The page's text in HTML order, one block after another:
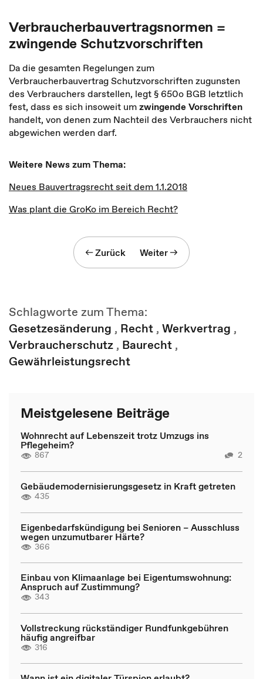
Verbraucherbauvertragsnormen =
zwingende Schutzvorschriften
Da die gesamten Regelungen zum
Verbraucherbauvertrag Schutzvorschriften zugunsten
des Verbrauchers darstellen, legt § 650o BGB letztlich
fest, dass es sich insoweit umzwingende Vorschriften
handelt, von denen zum Nachteil des Verbrauchers nicht
abgewichen werden darf.
Weitere News zum Thema:
Neues Bauvertragsrecht seit dem 1.1.2018
Was plant die GroKo im Bereich Recht?
Zurück Weiter
Schlagworte zum Thema:
Gesetzesänderung , Recht , Werkvertrag ,
Verbraucherschutz , Baurecht ,
Gewährleistungsrecht
Meistgelesene Beiträge
Wohnrecht auf Lebenszeit trotz Umzugs ins
Pflegeheim?
867 2
Gebäudemodernisierungsgesetz in Kraft getreten
435
Eigenbedarfskündigung bei Senioren – Ausschluss
wegen unzumutbarer Härte?
366
Einbau von Klimaanlage bei Eigentumswohnung:
Anspruch auf Zustimmung?
343
Vollstreckung rückständiger Rundfunkgebühren
häufig angreifbar
316